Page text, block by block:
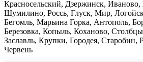
Красносельский, Дзержинск,
Шумилино, Россь, Глуск, Мир,
Бегомль, Марьина Горка, Антополь,
Березовка, Копыль, Коханово,
Заславль, Крупки, Городея, Старобин,
Червень